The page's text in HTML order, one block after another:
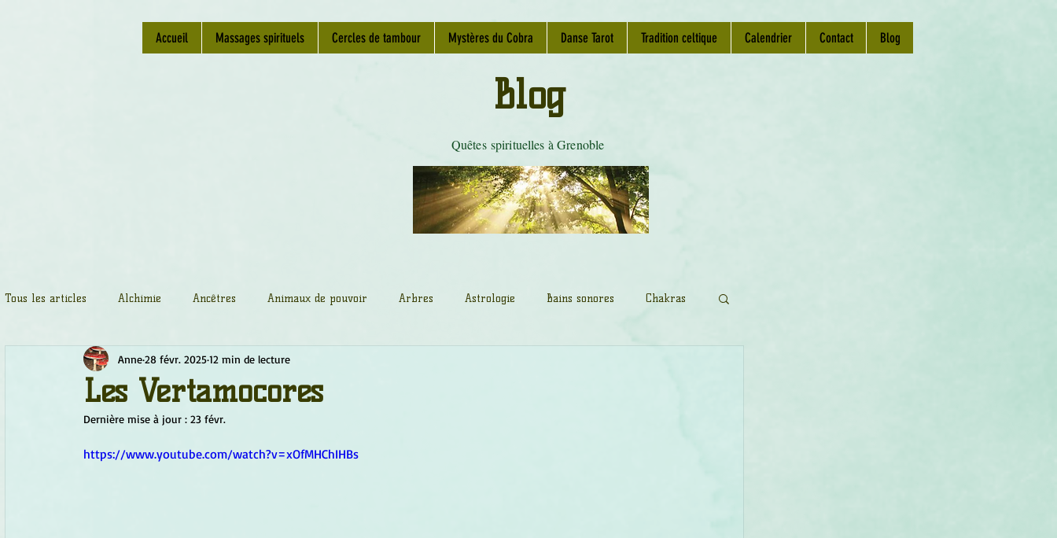
Accueil Massages spirituels Cercles de tambour Mystères du Cobra Danse Tarot Tradition celtique Calendrier Contact Blog
Quêtes spirituelles à Grenoble
Blog
Tous les articles Alchimie Ancêtres Animaux de pouvoir Arbres Astrologie Bains sonores Chakras
Chamanisme Champignons Conscience
Fleurs de Bach Géométrie sacrée
Les Vertamocores
Anne28 févr. 202512 min de lecture
Dernière mise à jour : 23 févr.
https://www.youtube.com/watch?v=xOfMHChIHBs